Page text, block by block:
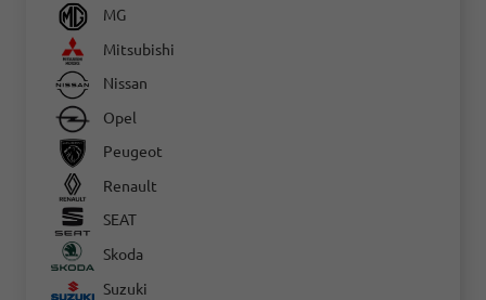
MG
Mitsubishi
Nissan
Opel
Peugeot
Renault
SEAT
Skoda
Suzuki